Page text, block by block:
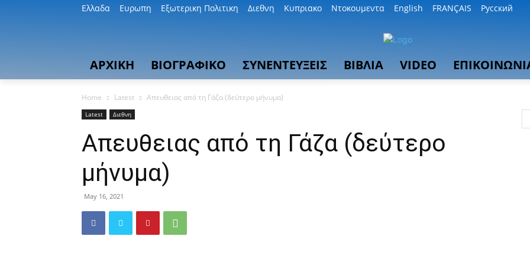
Ελλαδα Ευρωπη Εξωτερικη Πολιτικη Διεθνη Κυπριακο Ντοκουμεντα English FRANÇAIS Русский
ΑΡΧΙΚΗ ΒΙΟΓΡΑΦΙΚΟ ΣΥΝΕΝΤΕΥΞΕΙΣ ΒΙΒΛΙΑ VIDEO
Home Latest Απευθειας από τη Γάζα (δεύτερο μήνυμα)
Latest Διεθνη
Απευθειας από τη Γάζα (δεύτερο
μήνυμα)
May 16, 2021